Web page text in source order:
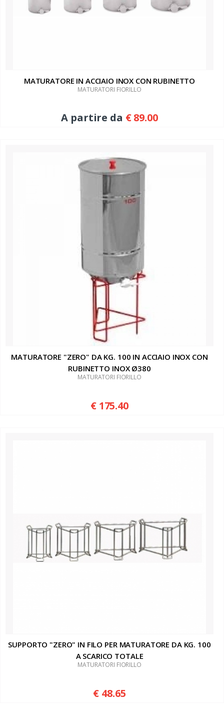
MATURATORE IN ACCIAIO INOX CON RUBINETTO
MATURATORI FIORILLO
A partire da € 89.00
MATURATORE "ZERO" DA KG. 100 IN ACCIAIO INOX CON
RUBINETTO INOX Ø380
MATURATORI FIORILLO
€ 175.40
SUPPORTO "ZERO" IN FILO PER MATURATORE DA KG. 100
A SCARICO TOTALE
MATURATORI FIORILLO
€ 48.65